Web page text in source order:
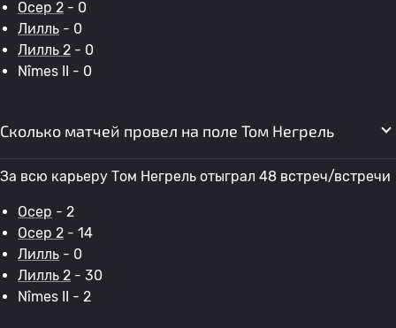
Осер 2 - 0
Лилль - 0
Лилль 2 - 0
Nîmes II - 0
Сколько матчей провел на поле Том Негрель
За всю карьеру Том Негрель отыграл 48 встреч/встречи
Осер - 2
Осер 2 - 14
Лилль - 0
Лилль 2 - 30
Nîmes II - 2